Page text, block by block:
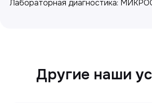
Лабораторная диагностика: